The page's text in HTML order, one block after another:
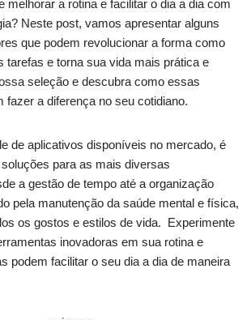
melhorar a rotina e facilitar o dia a dia​ com
Neste post, vamos apresentar alguns
que podem revolucionar‍ a⁣ forma​ como
tarefas e torna sua vida‍ mais prática e
seleção e descubra como essas
fazer a diferença no ‌seu cotidiano.
de aplicativos disponíveis no mercado, é
para as ⁢mais⁣ diversas
a gestão de tempo até a organização
⁤pela manutenção da saúde mental e física,
os gostos e estilos de vida. ⁤ Experimente
inovadoras em sua ‌rotina e
podem facilitar o⁢ seu dia a dia de maneira